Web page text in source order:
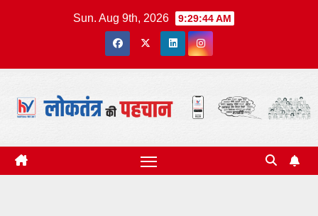
Sun. Aug 9th, 2026 9:29:45 AM